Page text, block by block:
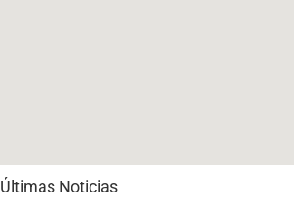
Últimas Noticias